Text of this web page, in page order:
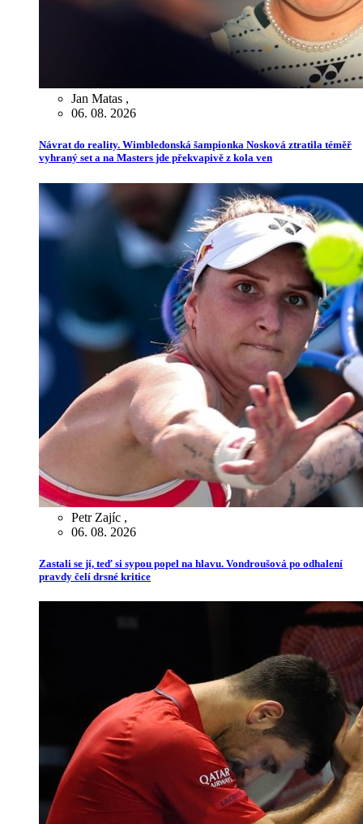
Jan Matas ,
06. 08. 2026
Návrat do reality. Wimbledonská šampionka Nosková ztratila téměř
vyhraný set a na Masters jde překvapivě z kola ven
Petr Zajíc ,
06. 08. 2026
Zastali se jí, teď si sypou popel na hlavu. Vondroušová po odhalení
pravdy čelí drsné kritice